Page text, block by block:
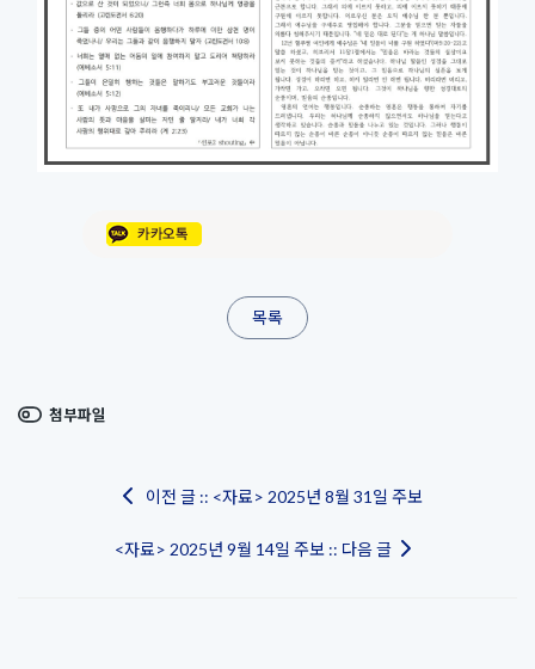
목록
첨부파일
이전 글 :: <자료> 2025년 8월 31일 주보
<자료> 2025년 9월 14일 주보 :: 다음 글